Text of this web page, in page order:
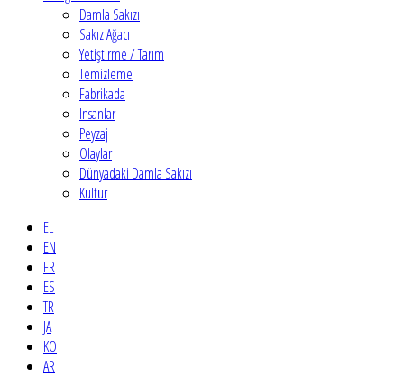
Damla Sakızı
Sakız Ağacı
Yetiştirme / Tarım
Temizleme
Fabrikada
Insanlar
Peyzaj
Olaylar
Dünyadaki Damla Sakızı
Kültür
EL
EN
FR
ES
TR
JA
KO
AR